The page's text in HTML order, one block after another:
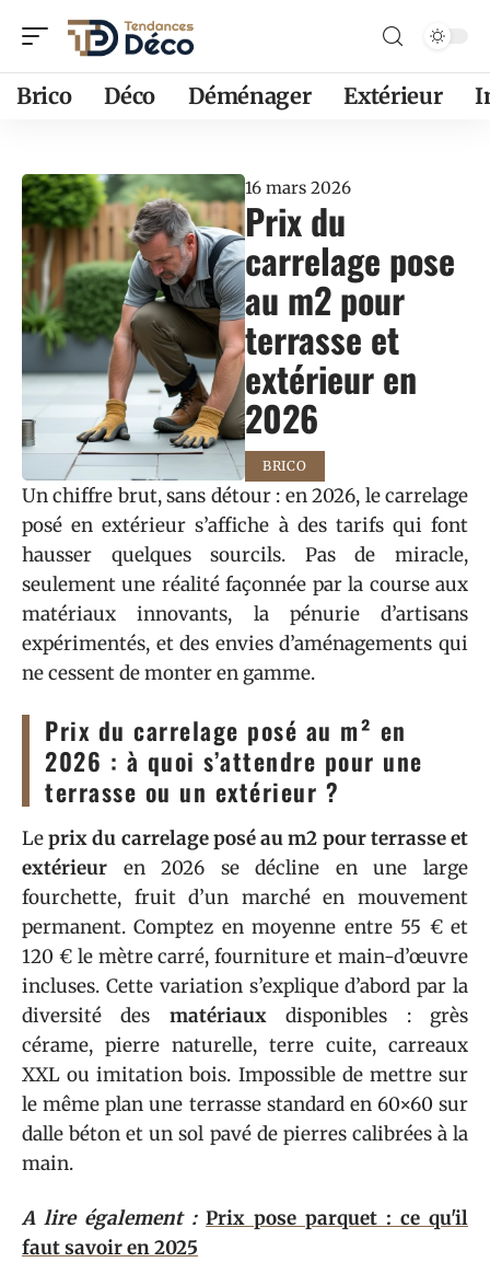
Brico Déco Déménager Extérieur
16 mars 2026
Prix du
carrelage pose
au m2 pour
terrasse et
extérieur en
2026
BRICO
Un chiffre brut, sans détour : en 2026, le carrelage
posé en extérieur s’affiche à des tarifs qui font
hausser quelques sourcils. Pas de miracle,
seulement une réalité façonnée par la course aux
matériaux innovants, la pénurie d’artisans
expérimentés, et des envies d’aménagements qui
ne cessent de monter en gamme.
Prix du carrelage posé au m² en
2026 : à quoi s’attendre pour une
terrasse ou un extérieur ?
Leprix du carrelage posé au m2 pour terrasse et
extérieur en 2026 se décline en une large
fourchette, fruit d’un marché en mouvement
permanent. Comptez en moyenne entre 55 € et
120 € le mètre carré, fourniture et main-d’œuvre
incluses. Cette variation s’explique d’abord par la
diversité des matériauxdisponibles : grès
cérame, pierre naturelle, terre cuite, carreaux
XXL ou imitation bois. Impossible de mettre sur
le même plan une terrasse standard en 60×60 sur
dalle béton et un sol pavé de pierres calibrées à la
main.
A lire également : Prix pose parquet : ce qu'il
faut savoir en 2025